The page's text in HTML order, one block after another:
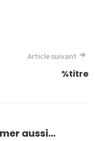
Article suivant
%titre
aussi...